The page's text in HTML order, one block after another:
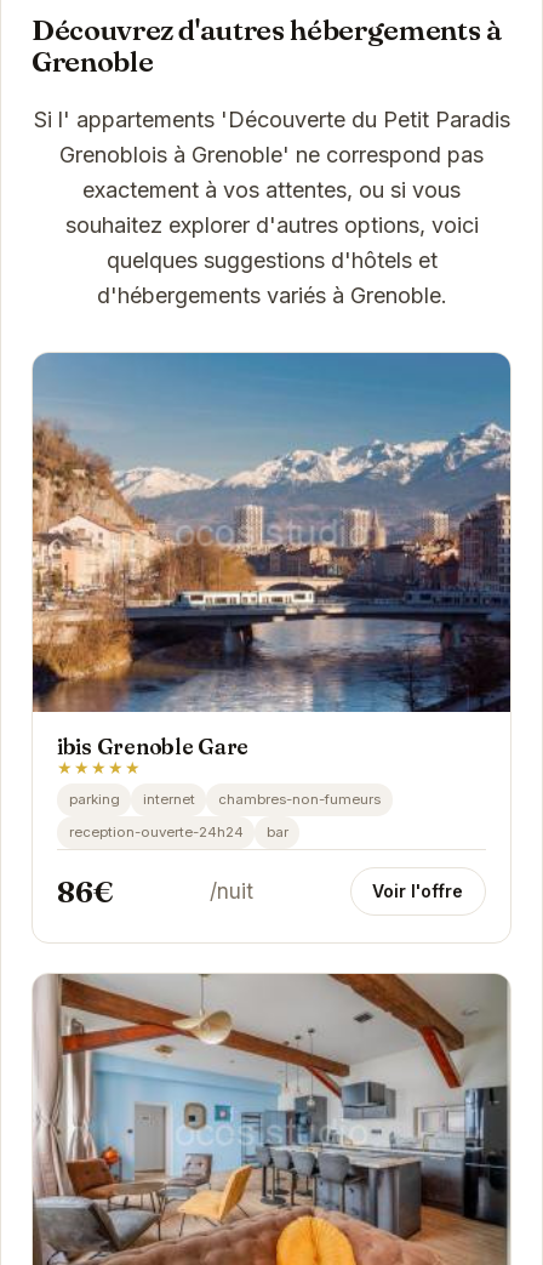
Découvrez d'autres hébergements à
Grenoble
Si l' appartements 'Découverte du Petit Paradis
Grenoblois à Grenoble' ne correspond pas
exactement à vos attentes, ou si vous
souhaitez explorer d'autres options, voici
quelques suggestions d'hôtels et
d'hébergements variés à Grenoble.
ibis Grenoble Gare
★★★★★
parking internet
chambres-non-fumeurs
reception-ouverte-24h24
bar
86€ /nuit Voir l'offre